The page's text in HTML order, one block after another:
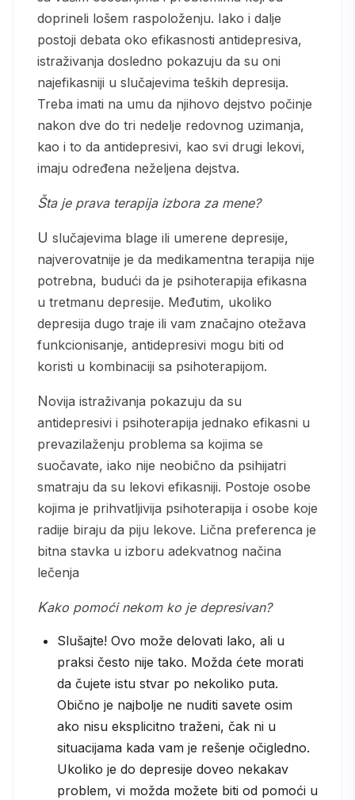
doprineli lošem raspoloženju. Iako i dalje
postoji debata oko efikasnosti antidepresiva,
istraživanja dosledno pokazuju da su oni
najefikasniji u slučajevima teških depresija.
Treba imati na umu da njihovo dejstvo počinje
nakon dve do tri nedelje redovnog uzimanja,
kao i to da antidepresivi, kao svi drugi lekovi,
imaju određena neželjena dejstva.
Šta je prava terapija izbora za mene?
U slučajevima blage ili umerene depresije,
najverovatnije je da medikamentna terapija nije
potrebna, budući da je psihoterapija efikasna
u tretmanu depresije. Međutim, ukoliko
depresija dugo traje ili vam značajno otežava
funkcionisanje, antidepresivi mogu biti od
koristi u kombinaciji sa psihoterapijom.
Novija istraživanja pokazuju da su
antidepresivi i psihoterapija jednako efikasni u
prevazilaženju problema sa kojima se
suočavate, iako nije neobično da psihijatri
smatraju da su lekovi efikasniji. Postoje osobe
kojima je prihvatljivija psihoterapija i osobe koje
radije biraju da piju lekove. Lična preferenca je
bitna stavka u izboru adekvatnog načina
lečenja
Kako pomoći nekom ko je depresivan?
Slušajte! Ovo može delovati lako, ali u
praksi često nije tako. Možda ćete morati
da čujete istu stvar po nekoliko puta.
Obično je najbolje ne nuditi savete osim
ako nisu eksplicitno traženi, čak ni u
situacijama kada vam je rešenje očigledno.
Ukoliko je do depresije doveo nekakav
problem, vi možda možete biti od pomoći u